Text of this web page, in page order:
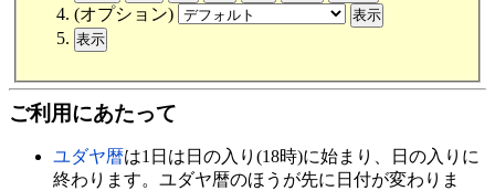
(オプション)
ご利用にあたって
ユダヤ暦は1日は日の入り(18時)に始まり、日の入りに
終わります。ユダヤ暦のほうが先に日付が変わりま